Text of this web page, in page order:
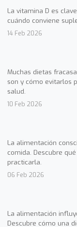
La vitamina D es
cuándo conviene
14 Feb 2026
Muchas dietas
son y cómo evitarlos
salud.
10 Feb 2026
La alimentación
comida. Descubre
practicarla.
06 Feb 2026
La alimentación
Descubre cómo una